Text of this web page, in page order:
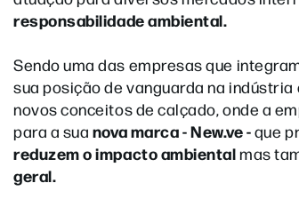
responsabilidade ambiental.
Sendo uma das empresas que
sua posição de vanguarda na
novos conceitos de calçado, onde a
para a sua nova marca - New.ve-que
reduzem o impacto ambientalmas
geral.